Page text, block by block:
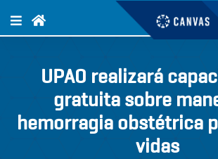
UPAO realizará
gratuita sobre
hemorragia obstétrica
vidas